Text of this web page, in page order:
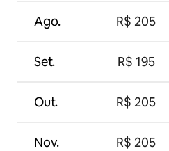
Ago.
Set.
Out.
Nov.
R$ 205
R$ 195
R$ 205
R$ 205